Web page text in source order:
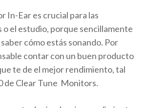
In-Ear es crucial para las
el estudio, porque sencillamente
cómo estás sonando. Por
contar con un buen producto
te de el mejor rendimiento, tal
de Clear Tune Monitors.